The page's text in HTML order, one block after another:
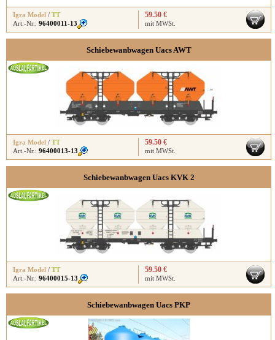
Igra Model / TT
Art.-Nr.: 96400011-13
59.50 €
mit MWSt.
Schiebewanbwagen Uacs AWT
Igra Model / TT
Art.-Nr.: 96400013-13
59.50 €
mit MWSt.
Schiebewanbwagen Uacs KVK 2
Igra Model / TT
Art.-Nr.: 96400015-13
59.50 €
mit MWSt.
Schiebewanbwagen Uacs PKP